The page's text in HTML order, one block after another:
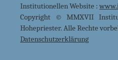
Institutionellen Website :
Copyright © MMXVII
Hohepriester. Alle Rechte
Datenschutzerklärung